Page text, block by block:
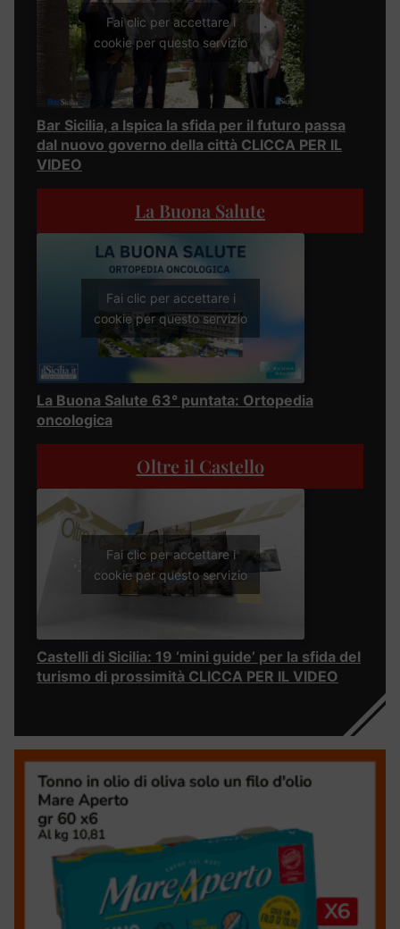
Fai clic per accettare i
cookie per questo servizio
Bar Sicilia, a Ispica la sfida per il futuro passa
dal nuovo governo della città CLICCA PER IL
VIDEO
La Buona Salute
Fai clic per accettare i
cookie per questo servizio
La Buona Salute 63° puntata: Ortopedia
oncologica
Oltre il Castello
Fai clic per accettare i
cookie per questo servizio
Castelli di Sicilia: 19 ‘mini guide’ per la sfida del
turismo di prossimità CLICCA PER IL VIDEO